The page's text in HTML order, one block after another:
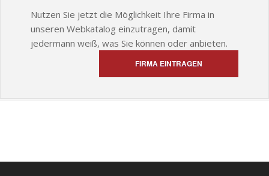
Nutzen Sie jetzt die Möglichkeit Ihre Firma in
unseren Webkatalog einzutragen, damit
jedermann weiß, was Sie können oder anbieten.
FIRMA EINTRAGEN